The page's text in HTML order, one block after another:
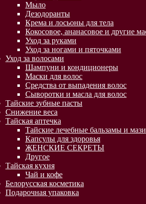
Мыло
Дезодоранты
Крема и лосьоны для тела
Кокосовое, ананасовое и другие
Уход за руками
Уход за ногами и пяточками
Уход за волосами
Шампуни и кондиционеры
Маски для волос
Средства от выпадения волос
Сыворотки и масла для волос
Тайские зубные пасты
Снижение веса
Тайская аптечка
Тайские лечебные бальзамы и мази
Капсулы для здоровья
ЖЕНСКИЕ СЕКРЕТЫ
Другое
Тайская кухня
Чай и кофе
Белорусская косметика
Подарочная упаковка